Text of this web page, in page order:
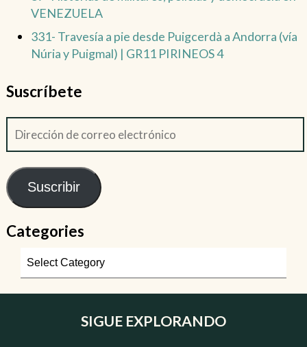
VENEZUELA
331- Travesía a pie desde Puigcerdà a Andorra (vía
Núria y Puigmal) | GR11 PIRINEOS 4
Suscríbete
Suscribir
Categories
SIGUE EXPLORANDO